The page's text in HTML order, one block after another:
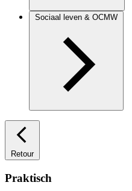
Sociaal leven & OCMW
Retour
Praktisch